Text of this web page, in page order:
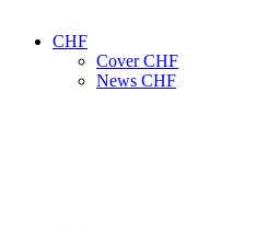
CHF
Cover CHF
News CHF